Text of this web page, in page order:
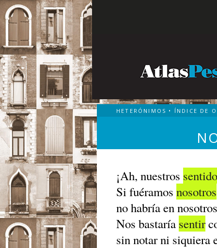
HETERÓNIMOS • ÍNDICE DE
¡Ah, nuestros
Si fuéramos nosotros
no habría en
Nos bastaría sentir
sin notar ni siquiera